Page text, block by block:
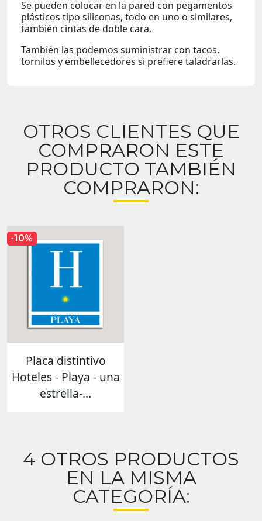
Se pueden colocar en la pared con pegamentos
plásticos tipo siliconas, todo en uno o similares,
también cintas de doble cara.
También las podemos suministrar con tacos,
tornilos y embellecedores si prefiere taladrarlas.
OTROS CLIENTES QUE
COMPRARON ESTE
PRODUCTO TAMBIÉN
COMPRARON:
Placa distintivo
Hoteles - Playa - una
estrella-...
-10%
4 OTROS PRODUCTOS
EN LA MISMA
CATEGORÍA: